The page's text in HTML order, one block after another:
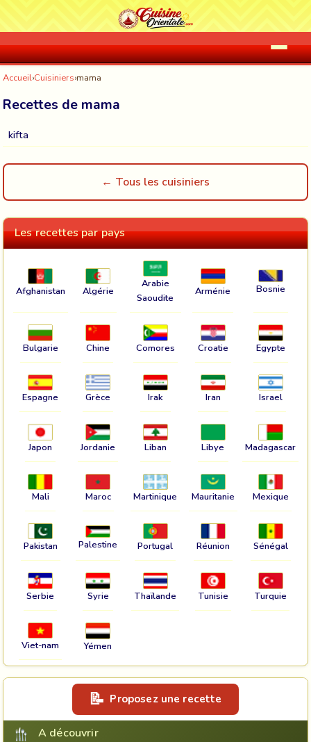
Accueil›Cuisiniers›mama
Recettes de mama
kifta
← Tous les cuisiniers
Les recettes par pays
Afghanistan Algérie
Arabie
Saoudite
Arménie Bosnie
Bulgarie Chine Comores Croatie Egypte
Espagne Grèce Irak Iran Israel
Japon Jordanie Liban Libye Madagascar
Mali Maroc Martinique Mauritanie Mexique
Pakistan Palestine Portugal Réunion Sénégal
Serbie Syrie Thaïlande Tunisie Turquie
Viet-nam Yémen
Proposez une recette
A découvrir